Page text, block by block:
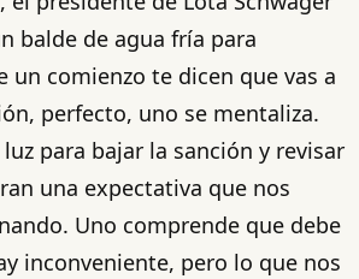
balde de agua fría para
un comienzo te dicen que vas a
perfecto, uno se mentaliza.
para bajar la sanción y revisar
una expectativa que nos
Uno comprende que debe
inconveniente, pero lo que nos